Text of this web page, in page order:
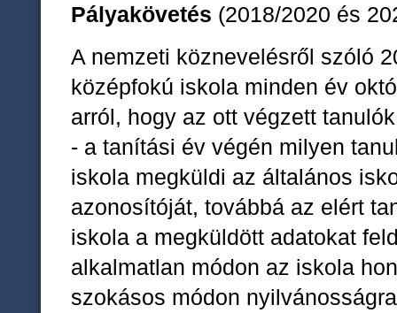
Pályakövetés (2018/2020 és
A nemzeti köznevelésről szóló
középfokú iskola minden év
arról, hogy az ott végzett
- a tanítási év végén milyen
iskola megküldi az általános
azonosítóját, továbbá az elért
iskola a megküldött adatokat
alkalmatlan módon az iskola
szokásos módon